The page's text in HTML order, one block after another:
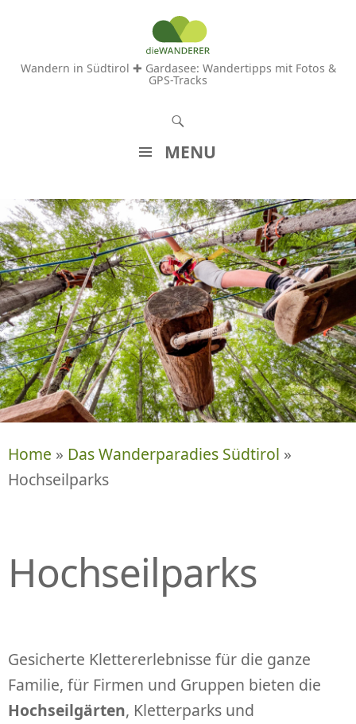
Wandern in Südtirol ✚ Gardasee: Wandertipps mit Fotos &
GPS-Tracks
e
n
MENU
U
M
I
N
H
A
L
T
S
P
R
I
N
E
Home » Das Wanderparadies Südtirol »
Hochseilparks
Hochseilparks
Gesicherte Klettererlebnisse für die ganze
Familie, für Firmen und Gruppen bieten die
Hochseilgärten, Kletterparks und